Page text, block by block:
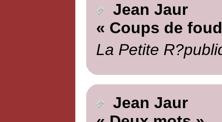
Jean Jaur
« Coups de
La Petite
Jean Jaur